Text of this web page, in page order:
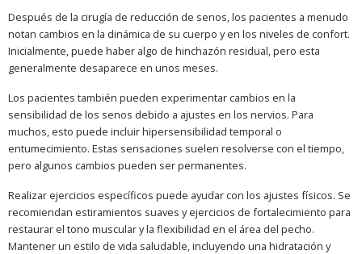
Después de la cirugía de reducción de senos, los pacientes a menudo
notan cambios en la dinámica de su cuerpo y en los niveles de confort.
Inicialmente, puede haber algo de hinchazón residual, pero esta
generalmente desaparece en unos meses.
Los pacientes también pueden experimentar cambios en la
sensibilidad de los senos debido a ajustes en los nervios. Para
muchos, esto puede incluir hipersensibilidad temporal o
entumecimiento. Estas sensaciones suelen resolverse con el tiempo,
pero algunos cambios pueden ser permanentes.
Realizar ejercicios específicos puede ayudar con los ajustes físicos. Se
recomiendan estiramientos suaves y ejercicios de fortalecimiento para
restaurar el tono muscular y la flexibilidad en el área del pecho.
Mantener un estilo de vida saludable, incluyendo una hidratación y